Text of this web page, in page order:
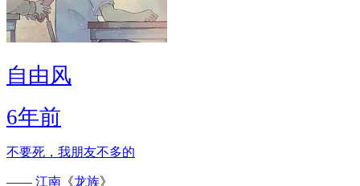
自由风
6年前
不要死，我朋友不多的
—— 江南 《龙族》